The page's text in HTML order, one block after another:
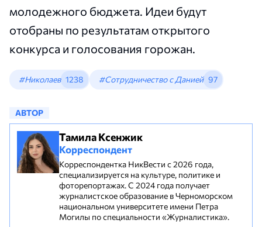
молодежного бюджета. Идеи будут
отобраны по результатам открытого
конкурса и голосования горожан.
#Николаев 1238 #Сотрудничество с Данией 97
АВТОР
Тамила Ксенжик
Корреспондент
Корреспондентка НикВести с 2026 года,
специализируется на культуре, политике и
фоторепортажах. С 2024 года получает
журналистское образование в Черноморском
национальном университете имени Петра
Могилы по специальности «Журналистика».